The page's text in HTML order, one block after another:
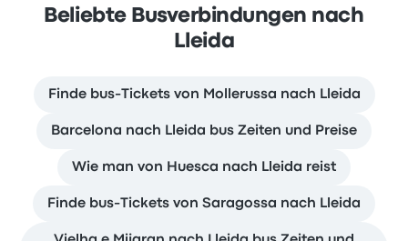
Beliebte Busverbindungen nach
Lleida
Finde bus-Tickets von Mollerussa nach Lleida
Barcelona nach Lleida bus Zeiten und Preise
Wie man von Huesca nach Lleida reist
Finde bus-Tickets von Saragossa nach Lleida